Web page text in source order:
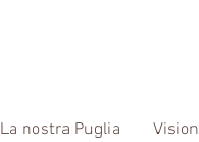
La nostra Puglia Vision